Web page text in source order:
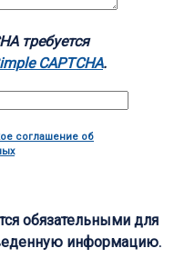
требуется
CAPTCHA.
соглашение об
обязательными для
информацию.